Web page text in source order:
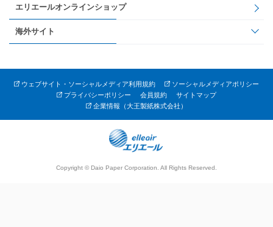
エリエールオンラインショップ
海外サイト
ウェブサイト・ソーシャルメディア利用規約
ソーシャルメディアポリシー
プライバシーポリシー
会員規約
サイトマップ
企業情報（大王製紙株式会社）
Copyright © Daio Paper Corporation. All Rights Reserved.